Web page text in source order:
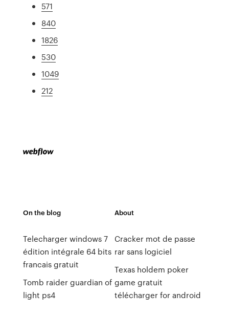
571
840
1826
530
1049
212
On the blog
Telecharger windows 7
édition intégrale 64 bits
francais gratuit
Tomb raider guardian of
light ps4
About
Cracker mot de passe
rar sans logiciel
Texas holdem poker
game gratuit
télécharger for android